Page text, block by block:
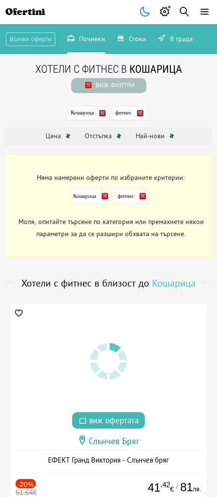
Ofertini
Всички оферти Почивки Стоки В града
ХОТЕЛИ С ФИТНЕС В КОШАРИЦА
ВИЖ ФИЛТРИ
Кошарица фитнес
Цена Отстъпка Най-нови
Няма намерени оферти по избраните критерии:
Кошарица фитнес
Моля, опитайте търсене по категория или премахнете някои
параметри за да се разшири обхвата на търсене.
Хотели с фитнес в близост до Кошарица
виж офертата
Слънчев Бряг
ЕФЕКТ Гранд Виктория - Слънчев бряг
-20%
51.64€ 41.42
€ / 81лв.